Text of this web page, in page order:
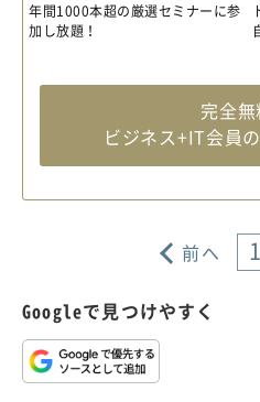
年間1000本超の厳選セミナーに参
加し放題！
完全
ビジネス+IT会員
前へ 1
Googleで見つけやすく